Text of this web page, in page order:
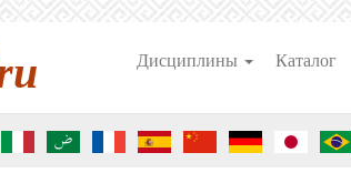
Дисциплины Каталог